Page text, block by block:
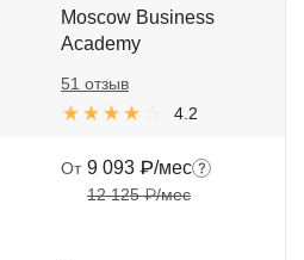
Moscow Business
Academy
4.2
51 отзыв
От 9 093 ₽/мес
12 125 ₽/мес